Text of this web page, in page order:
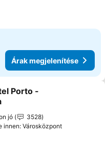
Árak megjelenítése
a kedvencekhez
Porto -
jó
3528
innen: Városközpont